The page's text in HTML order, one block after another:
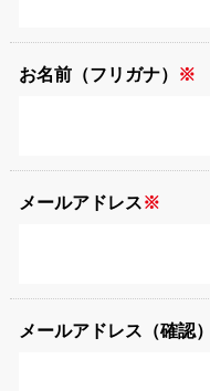
お名前（フリガナ）
メールアドレス
メールアドレス（確認）